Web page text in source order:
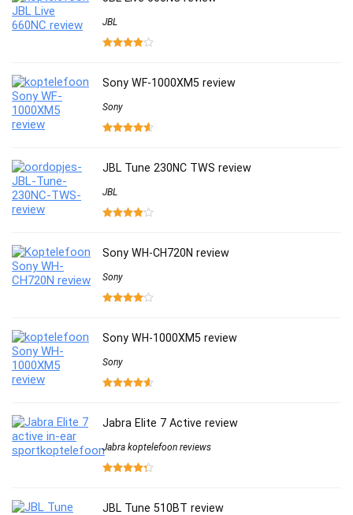
JBL
Sony WF-1000XM5 review
Sony
JBL Tune 230NC TWS review
JBL
Sony WH-CH720N review
Sony
Sony WH-1000XM5 review
Sony
Jabra Elite 7 Active review
Jabra koptelefoon reviews
JBL Tune 510BT review